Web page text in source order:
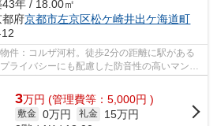
43年 / 18.00㎡
都府京都市左京区松ケ崎井出ケ海道町
件：コルザ河村。徒歩2分の距離に駅がある
ライバシーにも配慮した防音性の高いマンシ
や賃貸物...
3万円 (管理費等：5,000円 )
敷金 0万円 礼金
15万円